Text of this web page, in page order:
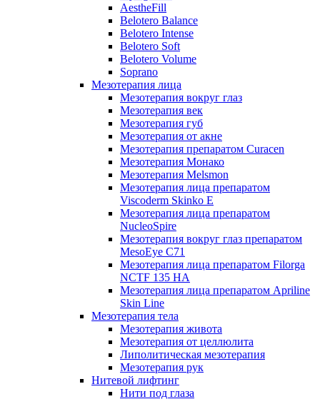
AestheFill
Belotero Balance
Belotero Intense
Belotero Soft
Belotero Volume
Soprano
Мезотерапия лица
Мезотерапия вокруг глаз
Мезотерапия век
Мезотерапия губ
Мезотерапия от акне
Мезотерапия препаратом Curacen
Мезотерапия Монако
Мезотерапия Melsmon
Мезотерапия лица препаратом
Viscoderm Skinko E
Мезотерапия лица препаратом
NucleoSpire
Мезотерапия вокруг глаз препаратом
MesoEye С71
Мезотерапия лица препаратом Filorga
NCTF 135 HA
Мезотерапия лица препаратом Apriline
Skin Line
Мезотерапия тела
Мезотерапия живота
Мезотерапия от целлюлита
Липолитическая мезотерапия
Мезотерапия рук
Нитевой лифтинг
Нити под глаза